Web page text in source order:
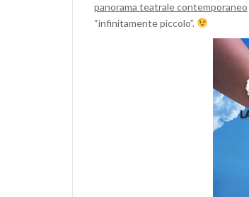
panorama teatrale contemporaneo
“infinitamente piccolo”.